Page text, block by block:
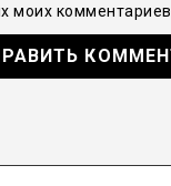
моих комментариев.